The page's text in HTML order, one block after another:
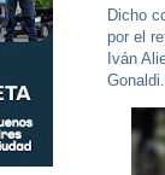
Dicho
por el
Iván
Gonaldi.